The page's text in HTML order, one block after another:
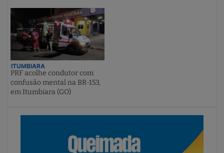
ITUMBIARA
PRF acolhe condutor com
confusão mental na BR-153,
em Itumbiara (GO)